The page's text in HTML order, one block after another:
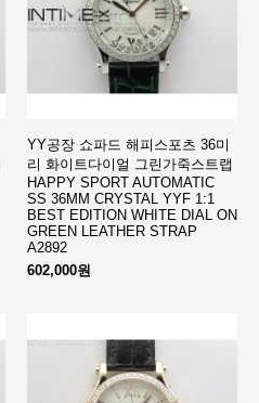
YY공장 쇼파드 해피스포츠 36미
리 화이트다이얼 그린가죽스트랩
HAPPY SPORT AUTOMATIC
SS 36MM CRYSTAL YYF 1:1
BEST EDITION WHITE DIAL ON
GREEN LEATHER STRAP
A2892
602,000원